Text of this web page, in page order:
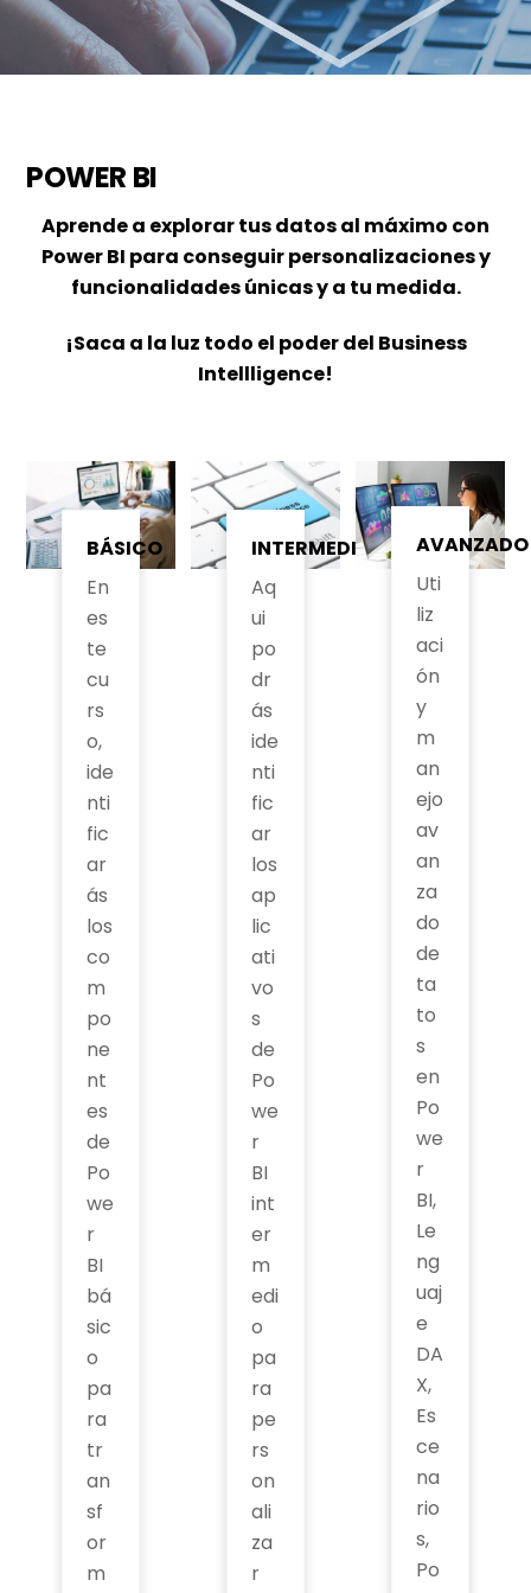
POWER BI
Aprende a explorar tus datos al máximo con
Power BI para conseguir personalizaciones y
funcionalidades únicas y a tu medida.
¡Saca a la luz todo el poder del Business
Intellligence!
BÁSICO
En
es
te
cu
rs
o,
ide
nti
fic
ar
ás
los
co
m
po
ne
nt
es
de
Po
we
r
BI
bá
sic
o
pa
ra
tr
an
sf
or
m
INTERMEDIO
Aq
ui
po
dr
ás
ide
nti
fic
ar
los
ap
lic
ati
vo
s
de
Po
we
r
BI
int
er
m
edi
o
pa
ra
pe
rs
on
ali
za
r
AVANZADO
Uti
liz
aci
ón
y
m
an
ejo
av
an
za
do
de
ta
to
s
en
Po
we
r
BI,
Le
ng
uaj
e
DA
X,
Es
ce
na
rio
s,
Po